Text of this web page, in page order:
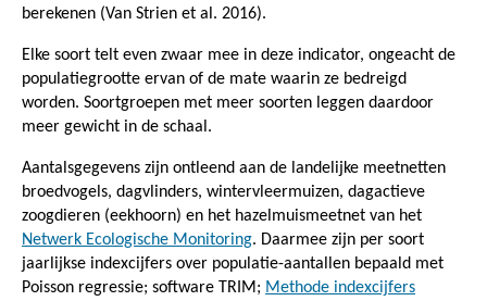
berekenen (Van Strien et al. 2016).
Elke soort telt even zwaar mee in deze indicator, ongeacht de
populatiegrootte ervan of de mate waarin ze bedreigd
worden. Soortgroepen met meer soorten leggen daardoor
meer gewicht in de schaal.
Aantalsgegevens zijn ontleend aan de landelijke meetnetten
broedvogels, dagvlinders, wintervleermuizen, dagactieve
zoogdieren (eekhoorn) en het hazelmuismeetnet van het
Netwerk Ecologische Monitoring. Daarmee zijn per soort
jaarlijkse indexcijfers over populatie-aantallen bepaald met
Poisson regressie; software TRIM; Methode indexcijfers